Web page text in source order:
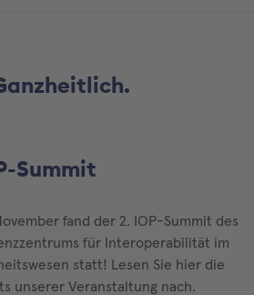
Summit
fand der 2. IOP-Summit des
für Interoperabilität im
statt! Lesen Sie hier die
unserer Veranstaltung nach.